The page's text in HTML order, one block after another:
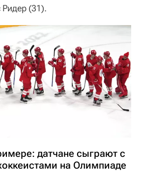
(31).
датчане сыграют с
на Олимпиаде